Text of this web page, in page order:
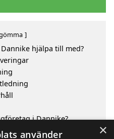
hjälpa till med?
i Dannike?
i Dannike
×
använder